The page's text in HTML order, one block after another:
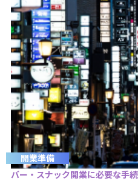
開業準備
バー・スナック開業に必要な手